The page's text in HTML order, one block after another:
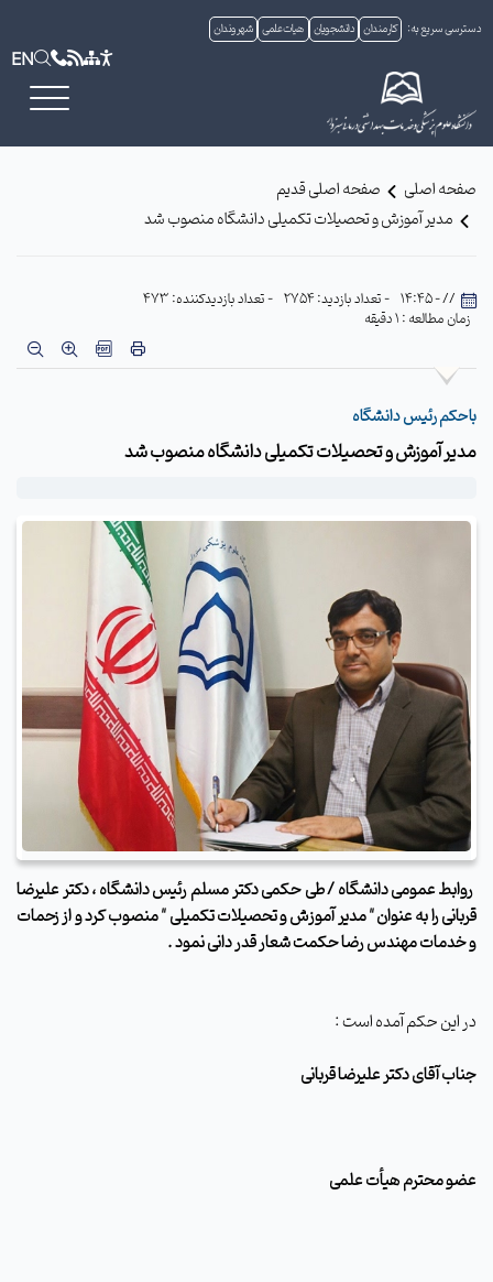
دسترسی سریع به: کارمندان دانشجویان هیات علمی شهروندان
EN
صفحه اصلی
صفحه اصلی قدیم
مدیر آموزش و تحصیلات تکمیلی دانشگاه منصوب شد
// - 14:45 - تعداد بازدید: 2754
- تعداد بازدیدکننده: 473
زمان مطالعه : 1 دقیقه
باحکم رئیس دانشگاه
مدیر آموزش و تحصیلات تکمیلی دانشگاه منصوب شد
روابط عمومی دانشگاه / طی حکمی دکتر مسلم رئیس دانشگاه ، دکتر علیرضا
قربانی را به عنوان " مدیر آموزش و تحصیلات تکمیلی " منصوب کرد و از زحمات
و خدمات مهندس رضا حکمت شعار قدر دانی نمود .
در این حکم آمده است :
جناب آقای دکتر علیرضا قربانی
عضو محترم هیأت علمی